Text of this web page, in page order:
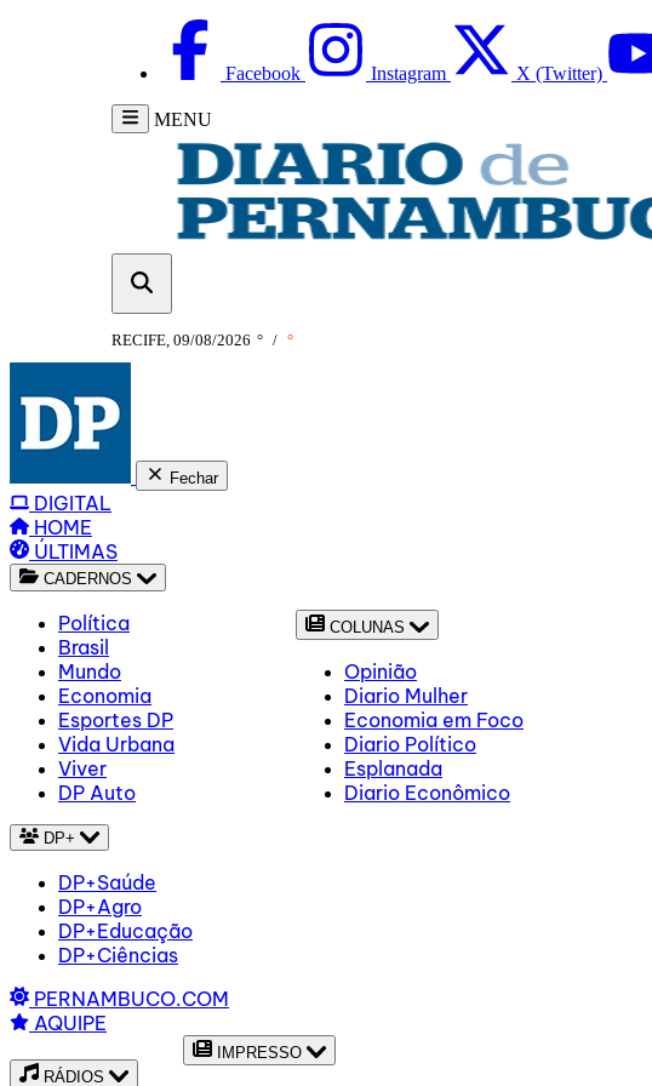
Facebook Instagram X (Twitter)
MENU
RECIFE, 09/08/2026 ° / °
Fechar
DIGITAL
HOME
ÚLTIMAS
CADERNOS
Política
Brasil
Mundo
Economia
Esportes DP
Vida Urbana
Viver
DP Auto
COLUNAS
Opinião
Diario Mulher
Economia em Foco
Diario Político
Esplanada
Diario Econômico
DP+
DP+Saúde
DP+Agro
DP+Educação
DP+Ciências
PERNAMBUCO.COM
AQUIPE
RÁDIOS
IMPRESSO